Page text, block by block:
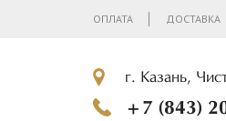
ОПЛАТА ДОСТАВКА
г. Казань,
+7 (843)